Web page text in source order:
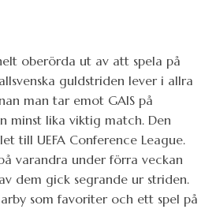
oberörda ut av att spela på
guldstriden lever i allra
man tar emot GAIS på
minst lika viktig match. Den
till UEFA Conference League.
varandra under förra veckan
dem gick segrande ur striden.
som favoriter och ett spel på